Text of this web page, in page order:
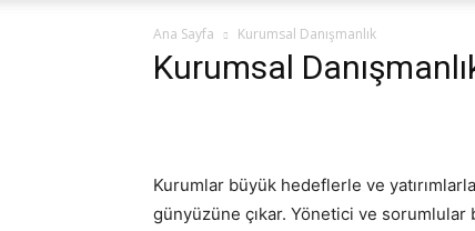
Ana Sayfa Kurumsal Danışmanlık
Kurumsal
Kurumlar büyük hedeflerle ve
günyüzüne çıkar. Yönetici ve